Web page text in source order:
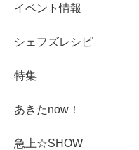
イベント情報
シェフズレシピ
特集
あきたnow！
急上☆SHOW